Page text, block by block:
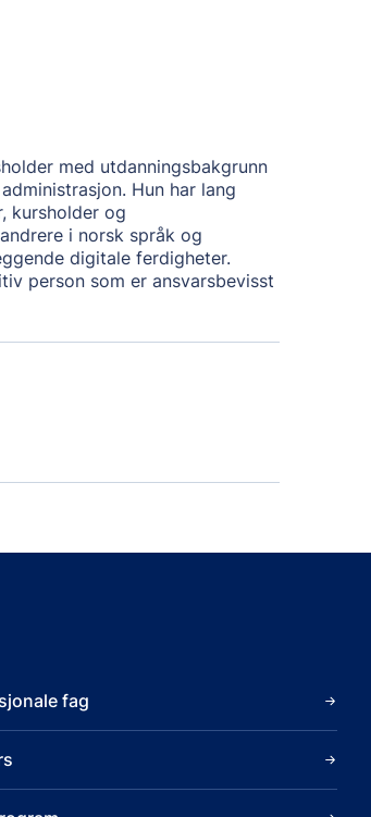
med utdanningsbakgrunn
Hun har lang
kursholder og
i norsk språk og
digitale ferdigheter.
person som er ansvarsbevisst
fag